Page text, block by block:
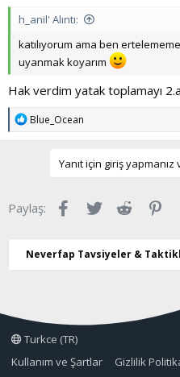
h_anil' Alıntı:
katılıyorum ama ben
uyanmak koyarım
Hak verdim yatak toplamayı
T
p
r
Blue_Ocean
Yanıt için giriş
Paylaş: Facebook
Twitter Reddit
Neverfap Tavsiyeler &
Turkce (TR)
Kullanım ve Şartlar
Gizlilik